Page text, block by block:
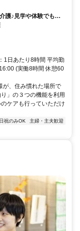
護♪見学や体験でも
1日あたり8時間 平均勤
(実働8時間 休憩60
が、住み慣れた場所で
」の３つの機能を利用
ケアも行っていただけ
祝のみOK
主婦・主夫歓迎